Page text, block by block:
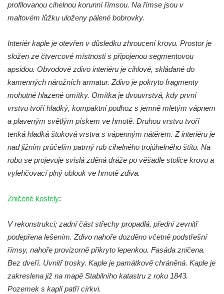
Kostel svatého Augustina v Lužici
Kostel svatého Martina v Kozlech
Márnice na hřbitově v Kozlech
Kaple v Oparnu
Protestantský (evangelicko-luterský) kostel
Crostau
Kaple Nanebevstoupení Panny Marie ve
Svitavě
Výklenková kaple Piety ve Svojkově
Kostel svatého Vavřince v Okounově
Kostel Nanebevzetí Panny Marie (St. Mariä
Himmelfahrt) v Schirgiswalde
Kostel svaté Máří Magdaleny u hradu
Krasíkov
profilovanou cihelnou korunní římsou. Na římse jsou v
maltovém lůžku uloženy pálené bobrovky.
Interiér kaple je otevřen v důsledku zhroucení krovu. Prostor je
složen ze čtvercové místnosti s připojenou segmentovou
apsidou. Obvodové zdivo interiéru je cihlové, skládané do
kamenných nárožních armatur. Zdivo je pokryto fragmenty
mohutné hlazené omítky. Omítka je dvouvrstvá, kdy první
vrstvu tvoří hladký, kompaktní podhoz s jemně mletým vápnem
a plaveným světlým pískem ve hmotě. Druhou vrstvu tvoří
tenká hladká štuková vrstva s vápenným nátěrem. Z interiéru je
nad jižním průčelím patrný rub cihelného trojúhelného štítu. Na
rubu se projevuje svislá zděná dráže po věšadle stolice krovu a
vylehčovací plný oblouk ve hmotě zdiva.
Zničené kostely:
V rekonstrukci; zadní část střechy propadlá, přední zevnitř
podepřena lešením. Zdivo nahoře dozděno včetně podstřešní
římsy, nahoře provizorně přikryto lepenkou. Fasáda zničena.
Bez dveří. Uvnitř trosky. Kaple je památkově chráněná. Kaple je
zakreslena již na mapě Stabilního katastru z roku 1843.
Pozemek s kaplí patří církvi.